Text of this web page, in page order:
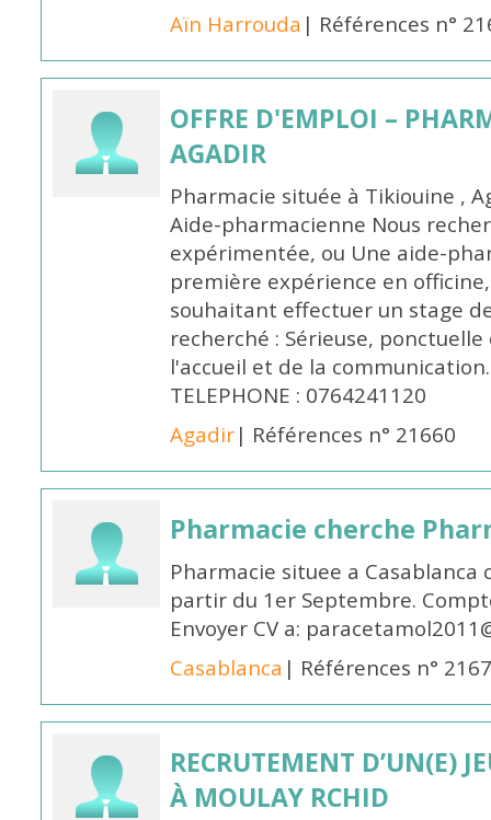
Aïn Harrouda | Références n°
OFFRE D'EMPLOI –
AGADIR
Pharmacie située à Tikiouine ,
Aide-pharmacienne Nous
expérimentée, ou Une aide-
première expérience en
souhaitant effectuer un stage
recherché : Sérieuse,
l'accueil et de la
TELEPHONE : 0764241120
Agadir| Références n° 21660
Pharmacie cherche
Pharmacie situee a
partir du 1er Septembre.
Envoyer CV a:
Casablanca | Références n°
RECRUTEMENT D’UN(E)
À MOULAY RCHID